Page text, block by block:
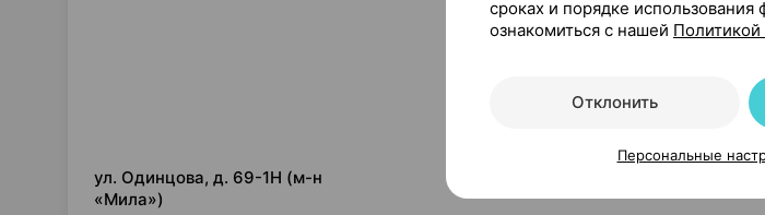
ул. Одинцова, д. 69-1Н (м-н
«Мила»)
сроках и порядке
ознакомиться с нашей
Отклонить
Персональные